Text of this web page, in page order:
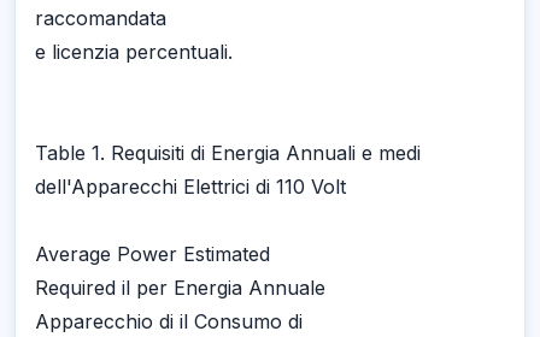
raccomandata
e licenzia percentuali.
Table 1. Requisiti di Energia Annuali e medi
dell'Apparecchi Elettrici di 110 Volt
Average Power Estimated
Required il per Energia Annuale
Apparecchio di il Consumo di